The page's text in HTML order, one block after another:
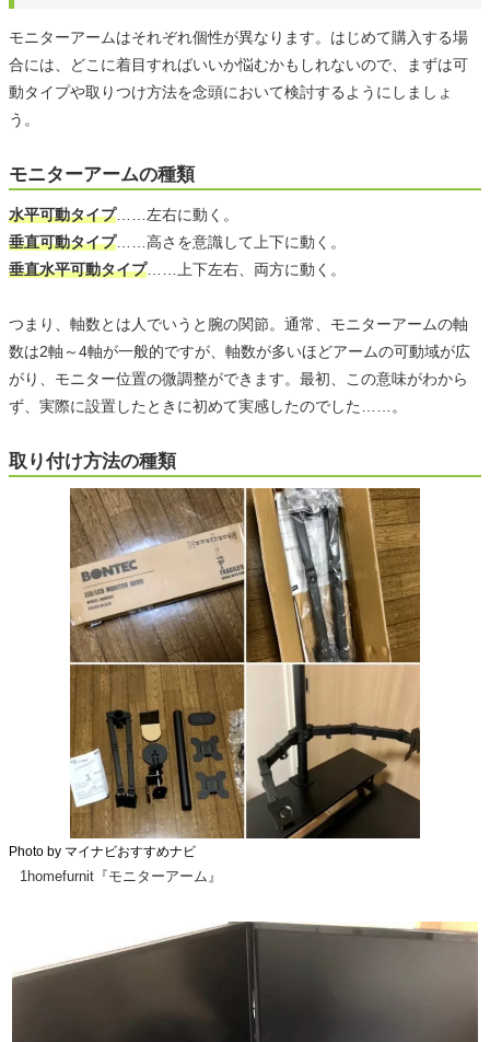
モニターアームはそれぞれ個性が異なります。はじめて購入する場
合には、どこに着目すればいいか悩むかもしれないので、まずは可
動タイプや取りつけ方法を念頭において検討するようにしましょ
う。
モニターアームの種類
水平可動タイプ……左右に動く。
垂直可動タイプ……高さを意識して上下に動く。
垂直水平可動タイプ……上下左右、両方に動く。
つまり、軸数とは人でいうと腕の関節。通常、モニターアームの軸
数は2軸～4軸が一般的ですが、軸数が多いほどアームの可動域が広
がり、モニター位置の微調整ができます。最初、この意味がわから
ず、実際に設置したときに初めて実感したのでした……。
取り付け方法の種類
Photo by マイナビおすすめナビ
1homefurnit『モニターアーム』